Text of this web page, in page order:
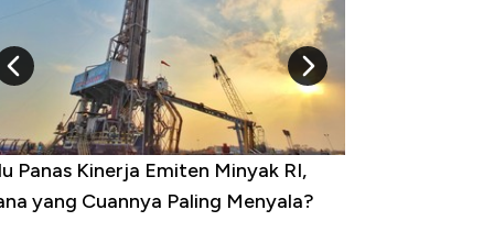
Panas Kinerja Emiten Minyak RI,
yang Cuannya Paling Menyala?